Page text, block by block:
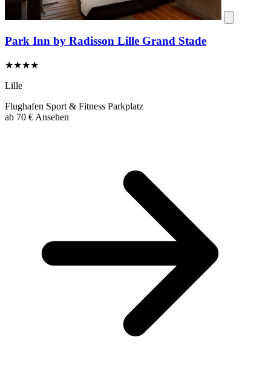
Park Inn by Radisson Lille Grand Stade
★★★★
Lille
Flughafen Sport & Fitness Parkplatz
ab 70 € Ansehen